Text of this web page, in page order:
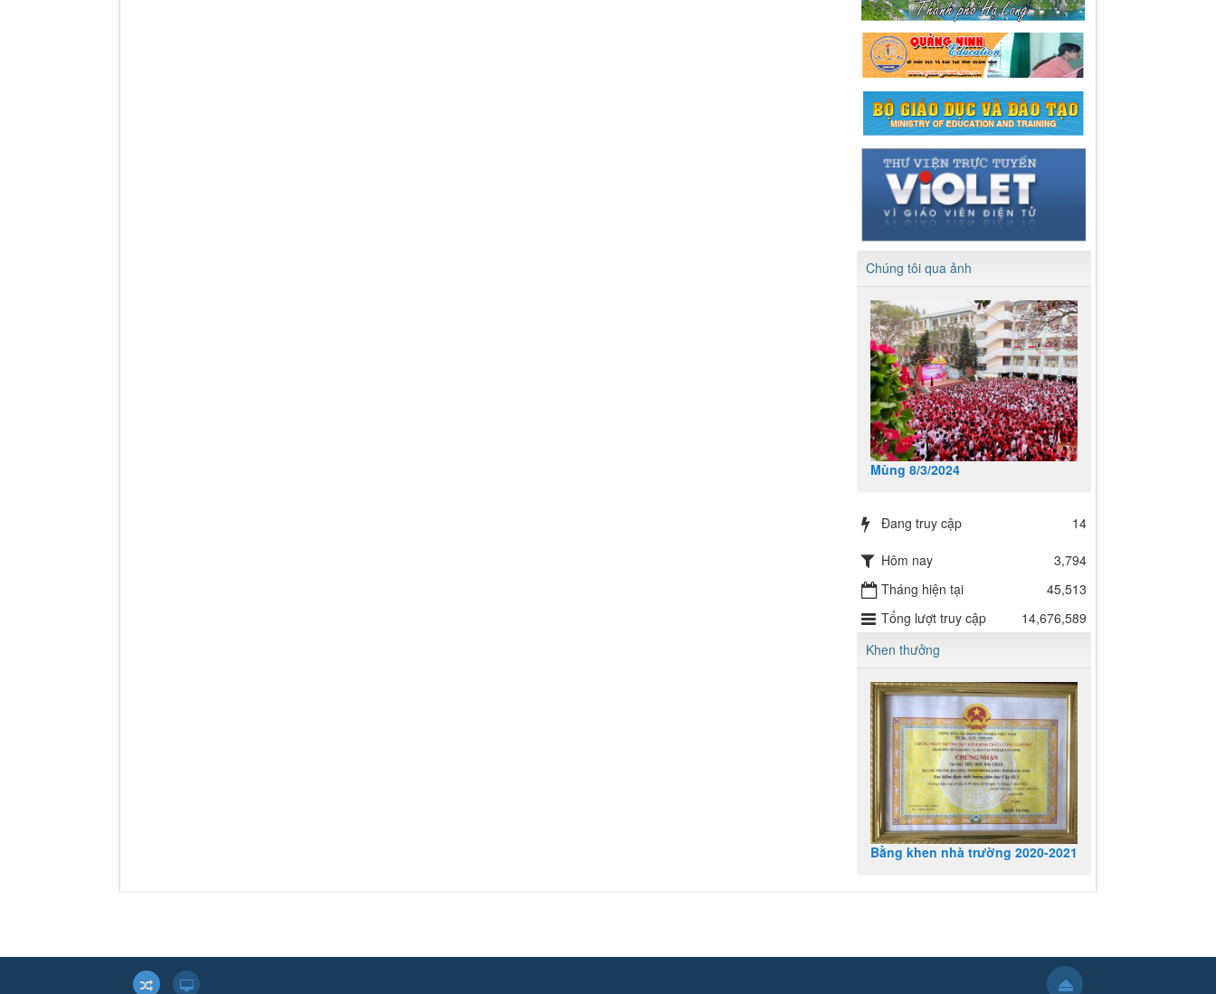
Chúng tôi qua ảnh
Mùng 8/3/2024
Đang truy cập 14
Hôm nay
3,794
Tháng hiện tại
45,513
Tổng lượt truy cập
14,676,589
Khen thưởng
Bằng khen nhà trường 2020-2021